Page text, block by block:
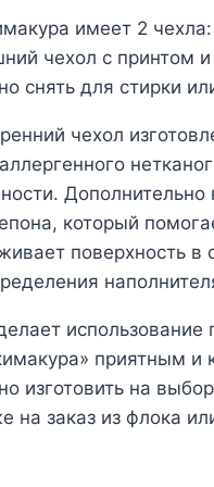
имеет 2
чехол с принтом
снять для стирки
чехол
который
поверхность в
приятным
изготовить на
на заказ из флока